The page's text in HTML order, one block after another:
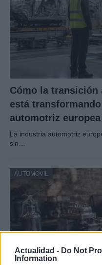
Actualidad - Do Not
Information
Cómo la
está
automotriz europea
La industria automotriz
sin…
AUTOMOVIL